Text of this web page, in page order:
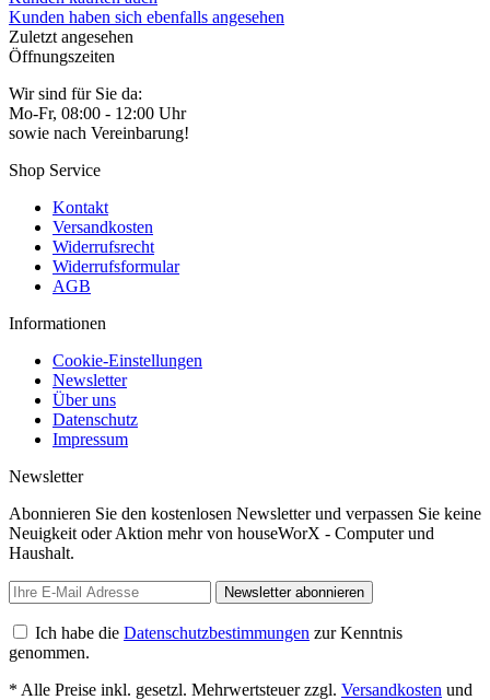
Kunden haben sich ebenfalls angesehen
Zuletzt angesehen
Öffnungszeiten
Wir sind für Sie da:
Mo-Fr, 08:00 - 12:00 Uhr
sowie nach Vereinbarung!
Shop Service
Kontakt
Versandkosten
Widerrufsrecht
Widerrufsformular
AGB
Informationen
Cookie-Einstellungen
Newsletter
Über uns
Datenschutz
Impressum
Newsletter
Abonnieren Sie den kostenlosen Newsletter und verpassen Sie keine
Neuigkeit oder Aktion mehr von houseWorX - Computer und
Haushalt.
Newsletter abonnieren
Ich habe die Datenschutzbestimmungen zur Kenntnis
genommen.
* Alle Preise inkl. gesetzl. Mehrwertsteuer zzgl. Versandkosten und